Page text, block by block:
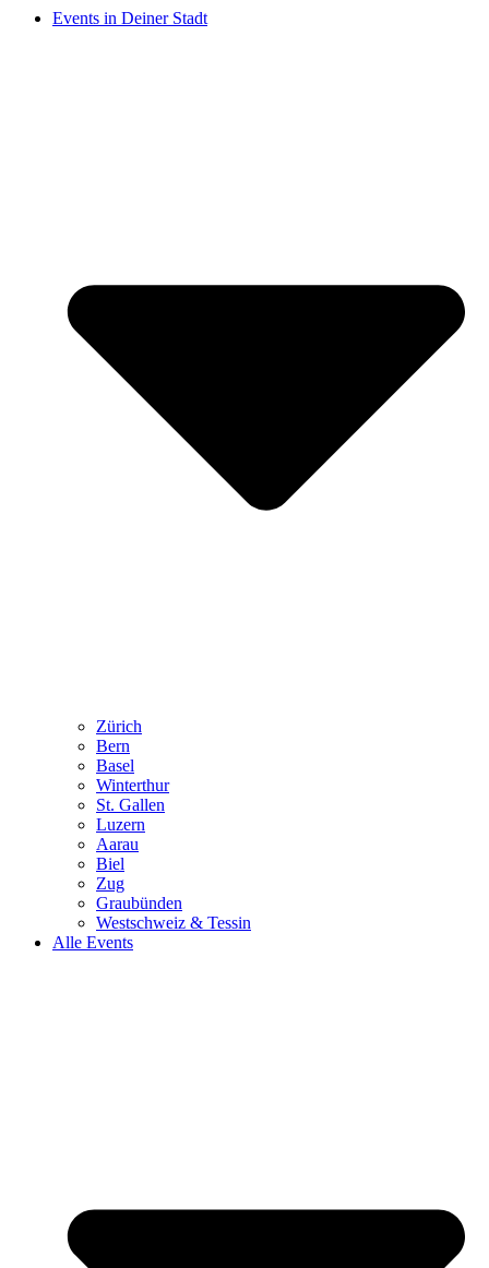
Events in Deiner Stadt
Zürich
Bern
Basel
Winterthur
St. Gallen
Luzern
Aarau
Biel
Zug
Graubünden
Westschweiz & Tessin
Alle Events